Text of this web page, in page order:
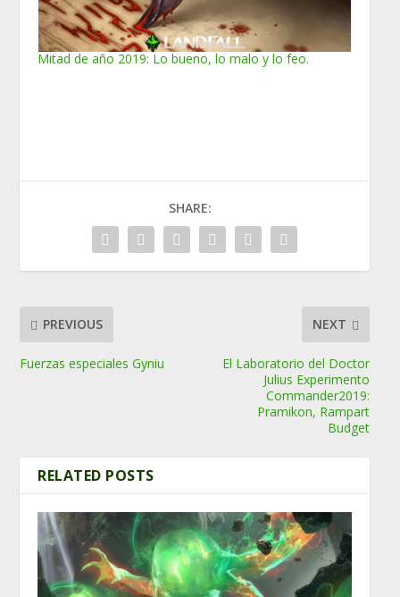
Mitad de año 2019: Lo bueno, lo malo y lo feo.
SHARE:
PREVIOUS
Fuerzas especiales Gyniu
NEXT
El Laboratorio del Doctor
Julius Experimento
Commander2019:
Pramikon, Rampart
Budget
RELATED POSTS